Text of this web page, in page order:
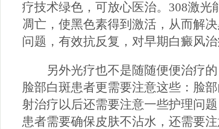
疗技术绿色，可放心医治。308激光
凋亡，使黑色素得到激活，从而解
问题，有效抗反复，对早期白癜风
另外光疗也不是随随便便治疗的
脸部白斑患者更需要注意这些：脸
射治疗以后还需要注意一些护理问
患者需要确保皮肤不沾水，还需要